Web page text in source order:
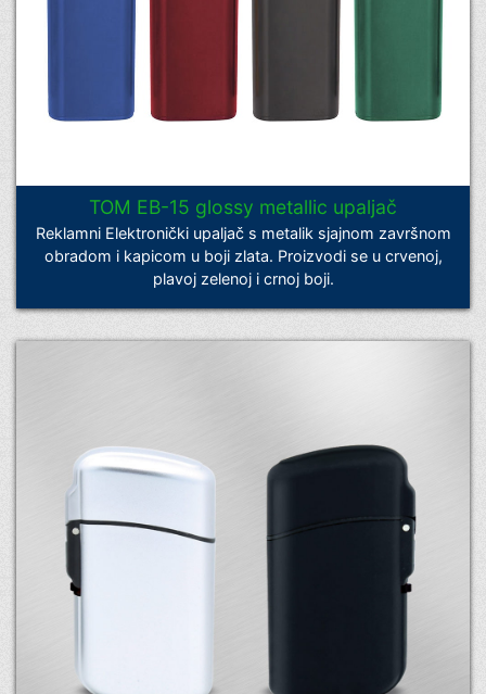
TOM EB-15 glossy metallic upaljač
Reklamni Elektronički upaljač s metalik sjajnom završnom
obradom i kapicom u boji zlata. Proizvodi se u crvenoj,
plavoj zelenoj i crnoj boji.